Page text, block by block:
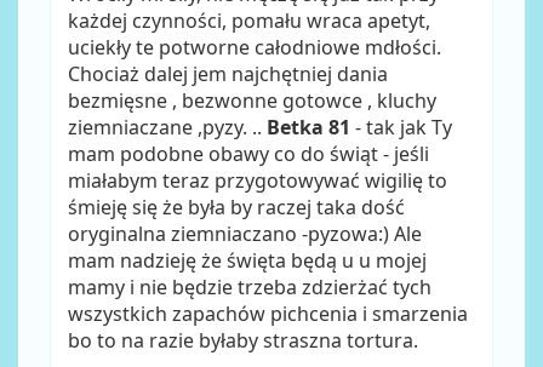
każdej czynności, pomału wraca apetyt,
uciekły te potworne całodniowe mdłości.
Chociaż dalej jem najchętniej dania
bezmięsne , bezwonne gotowce , kluchy
ziemniaczane ,pyzy. .. Betka 81 - tak jak Ty
mam podobne obawy co do świąt - jeśli
miałabym teraz przygotowywać wigilię to
śmieję się że była by raczej taka dość
oryginalna ziemniaczano -pyzowa:) Ale
mam nadzieję że święta będą u u mojej
mamy i nie będzie trzeba zdzierżać tych
wszystkich zapachów pichcenia i smarzenia
bo to na razie byłaby straszna tortura.